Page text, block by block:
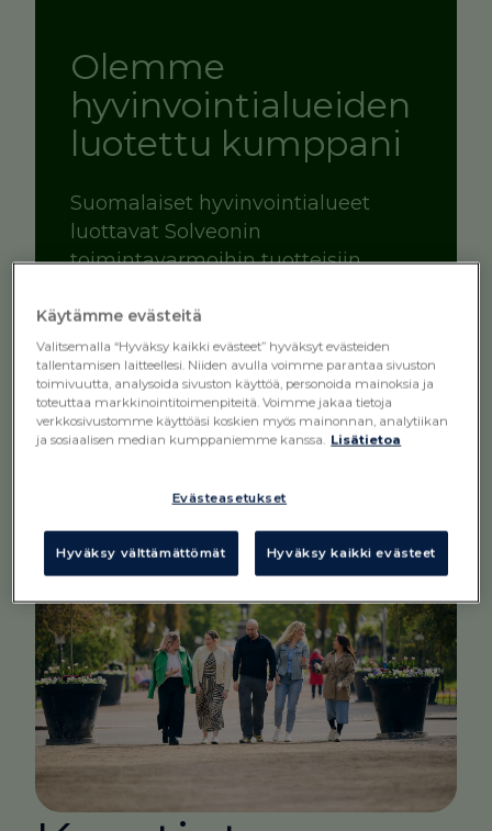
Olemme
hyvinvointi­alueiden
luotettu kumppani
Suomalaiset hyvinvointialueet
luottavat Solveonin
toimintavarmoihin tuotteisiin.
Tutustu asiakaskokemuksiin
Käytämme evästeitä
Valitsemalla “Hyväksy kaikki evästeet” hyväksyt evästeiden
tallentamisen laitteellesi. Niiden avulla voimme parantaa sivuston
toimivuutta, analysoida sivuston käyttöä, personoida mainoksia ja
toteuttaa markkinointitoimenpiteitä. Voimme jakaa tietoja
verkkosivustomme käyttöäsi koskien myös mainonnan, analytiikan
ja sosiaalisen median kumppaniemme kanssa. Lisätietoa
Evästeasetukset
Hyväksy välttämättömät Hyväksy kaikki evästeet